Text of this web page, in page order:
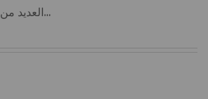
العديد من المتغيرات التي عانت…